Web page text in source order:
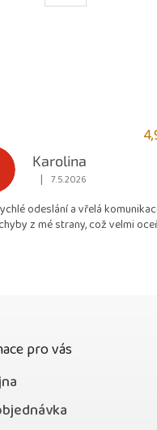
Karolina
Hodnocení obchodu je 5 z
| 7.5.2026
odeslání a vřelá
z mé strany, což velmi
pro vás